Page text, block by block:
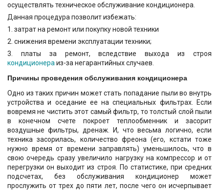
осуществлять техническое обслуживание кондиционера.
Данная процедура позволит избежать:
1. затрат на ремонт или покупку новой техники
2. снижения времени эксплуатации техники;
3. платы за ремонт, вследствие выхода из строя
кондиционераиз-за негарантийных случаев.
Причины проведения обслуживания кондиционера
Одно из таких причин может стать попадание пыли во внутрь
устройства и оседание ее на специальных фильтрах. Если
вовремя не чистить этот самый фильтр, то толстый слой пыли
в конечном счете покроет теплообменник и засорит
воздушные фильтры, дренаж. И, что весьма логично, если
техника засорилась, количество фреона (его, кстати тоже
нужно время от времени заправлять) уменьшилось, что в
свою очередь сразу увеличило нагрузку на компрессор и от
перегрузки он выходит из строя. По статистике, при средних
подсчетах, без обслуживания кондиционер может
прослужить от трех до пяти лет, после чего он исчерпывает